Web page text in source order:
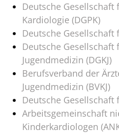
Deutsche Gesellschaft
Kardiologie (DGPK)
Deutsche Gesellschaft
Deutsche Gesellschaft
Jugendmedizin (DGKJ)
Berufsverband der
Jugendmedizin (BVKJ)
Deutsche Gesellschaft
Arbeitsgemeinschaft
Kinderkardiologen